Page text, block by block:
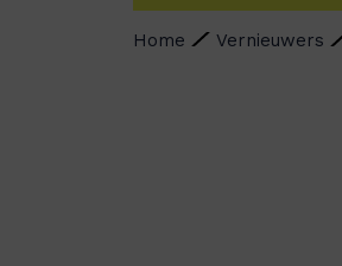
Home Vernieuwers